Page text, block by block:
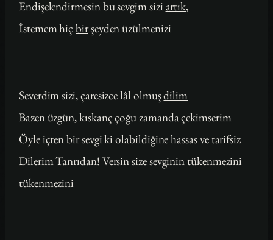
Endişelendirmesin bu sevgim sizi artık,
İstemem hiçbirşeyden üzülmenizi
Severdim sizi, çaresizce lâl olmuşdilim
Bazen üzgün, kıskanç çoğu zamanda çekimserim
Öyle içtenbirsevgiki olabildiğinehassasvetarifsiz
Dilerim Tanrıdan! Versin size sevginin tükenmezini
tükenmezini